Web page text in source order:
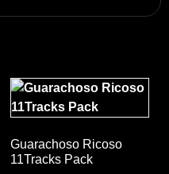
Guarachoso Ricoso
11Tracks Pack